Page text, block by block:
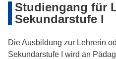
Studiengang für
Sekundarstufe I
Die Ausbildung zur Lehrerin
Sekundarstufe I wird an